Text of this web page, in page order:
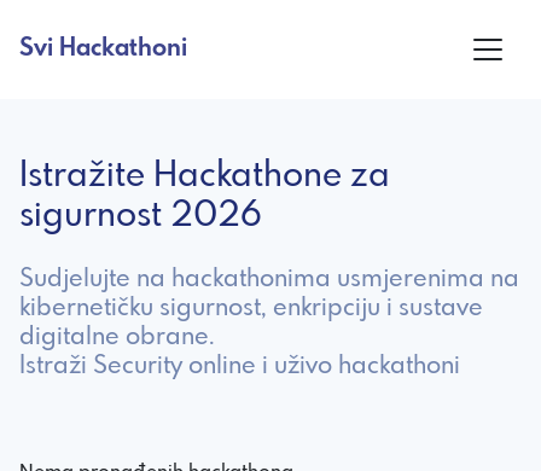
Svi Hackathoni
Istražite Hackathone za
sigurnost 2026
Sudjelujte na hackathonima usmjerenima na
kibernetičku sigurnost, enkripciju i sustave
digitalne obrane.
Istraži Security online i uživo hackathoni